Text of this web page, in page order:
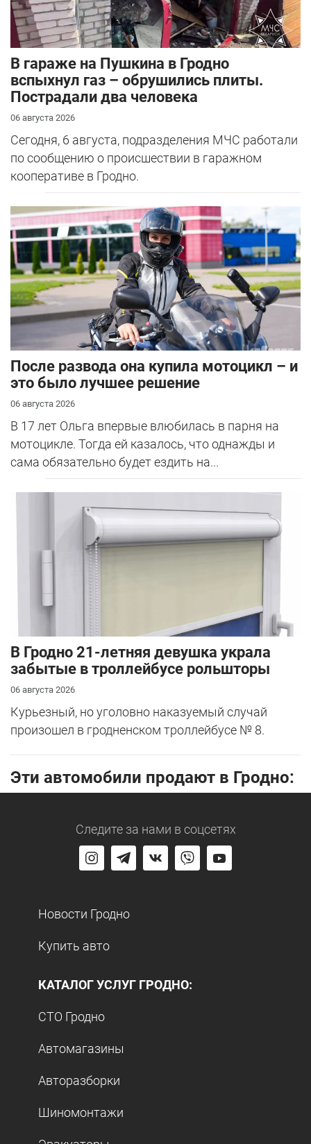
В гараже на Пушкина в Гродно
вспыхнул газ – обрушились плиты.
Пострадали два человека
06 августа 2026
Сегодня, 6 августа, подразделения МЧС работали
по сообщению о происшествии в гаражном
кооперативе в Гродно.
После развода она купила мотоцикл – и
это было лучшее решение
06 августа 2026
В 17 лет Ольга впервые влюбилась в парня на
мотоцикле. Тогда ей казалось, что однажды и
сама обязательно будет ездить на...
В Гродно 21-летняя девушка украла
забытые в троллейбусе рольшторы
06 августа 2026
Курьезный, но уголовно наказуемый случай
произошел в гродненском троллейбусе № 8.
Эти автомобили продают в Гродно:
Следите за нами в соцсетях
Новости Гродно
Купить авто
КАТАЛОГ УСЛУГ ГРОДНО:
СТО Гродно
Автомагазины
Авторазборки
Шиномонтажи